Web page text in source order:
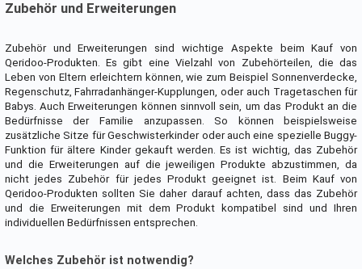
Zubehör und Erweiterungen
Zubehör und Erweiterungen sind wichtige Aspekte beim Kauf von
Qeridoo-Produkten. Es gibt eine Vielzahl von Zubehörteilen, die das
Leben von Eltern erleichtern können, wie zum Beispiel Sonnenverdecke,
Regenschutz, Fahrradanhänger-Kupplungen, oder auch Tragetaschen für
Babys. Auch Erweiterungen können sinnvoll sein, um das Produkt an die
Bedürfnisse der Familie anzupassen. So können beispielsweise
zusätzliche Sitze für Geschwisterkinder oder auch eine spezielle Buggy-
Funktion für ältere Kinder gekauft werden. Es ist wichtig, das Zubehör
und die Erweiterungen auf die jeweiligen Produkte abzustimmen, da
nicht jedes Zubehör für jedes Produkt geeignet ist. Beim Kauf von
Qeridoo-Produkten sollten Sie daher darauf achten, dass das Zubehör
und die Erweiterungen mit dem Produkt kompatibel sind und Ihren
individuellen Bedürfnissen entsprechen.
Welches Zubehör ist notwendig?